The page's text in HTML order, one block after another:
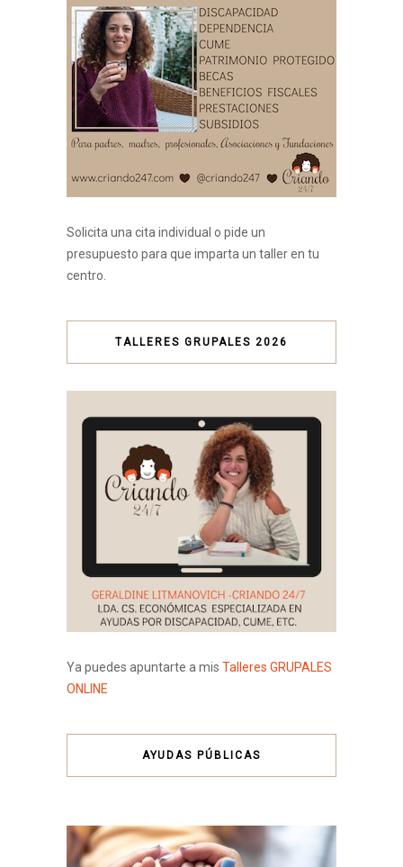
Solicita una cita individual o pide un
presupuesto para que imparta un taller en tu
centro.
TALLERES GRUPALES 2026
Ya puedes apuntarte a mis Talleres GRUPALES
ONLINE
AYUDAS PÚBLICAS